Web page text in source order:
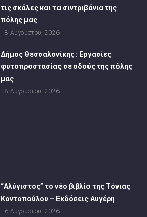
τις σκάλες και τα σιντριβάνια της
πόλης μας
8 Αυγούστου, 2026
Δήμος Θεσσαλονίκης : Εργασίες
φυτοπροστασίας σε οδούς της πόλης
μας
8 Αυγούστου, 2026
“Αλύγιστος” το νέο βιβλίο της Τόνιας
Κοντοπούλου – Εκδόσεις Αυγέρη
6 Αυγούστου, 2026